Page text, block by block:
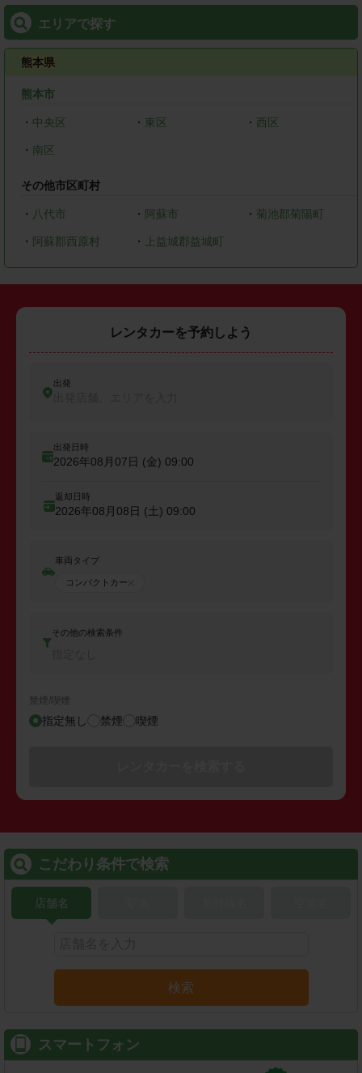
エリアで探す
熊本県
熊本市
・ 中央区 ・ 東区 ・ 西区
・ 南区
その他市区町村
・ 八代市 ・ 阿蘇市 ・ 菊池郡菊陽町
・ 阿蘇郡西原村 ・ 上益城郡益城町
レンタカーを予約しよう
出発
出発日時
2026年08月07日 (金) 09:00
返却日時
2026年08月08日 (土) 09:00
車両タイプ
コンパクトカー
その他の検索条件
禁煙/喫煙
指定無し 禁煙 喫煙
こだわり条件で検索
店舗名
検索
スマートフォン